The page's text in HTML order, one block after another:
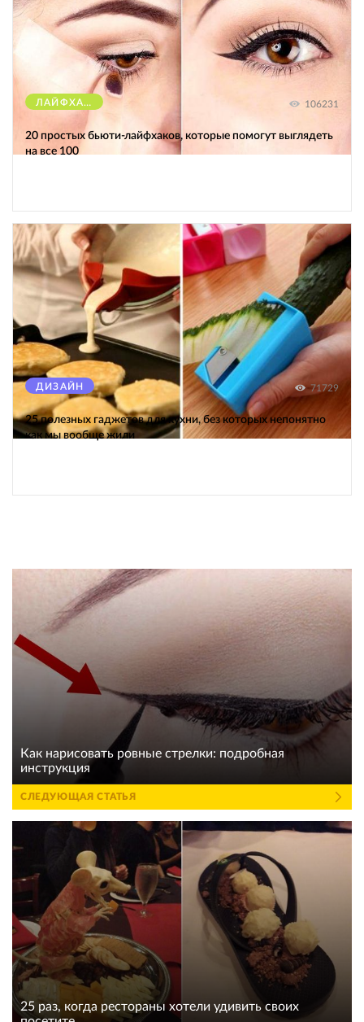
ЛАЙФХАКИ 106231
20 простых бьюти-лайфхаков, которые помогут выглядеть
на все 100
ДИЗАЙН 71729
25 полезных гаджетов для кухни, без которых непонятно
как мы вообще жили
Как нарисовать ровные стрелки: подробная
инструкция
СЛЕДУЮЩАЯ СТАТЬЯ
25 раз, когда рестораны хотели удивить своих